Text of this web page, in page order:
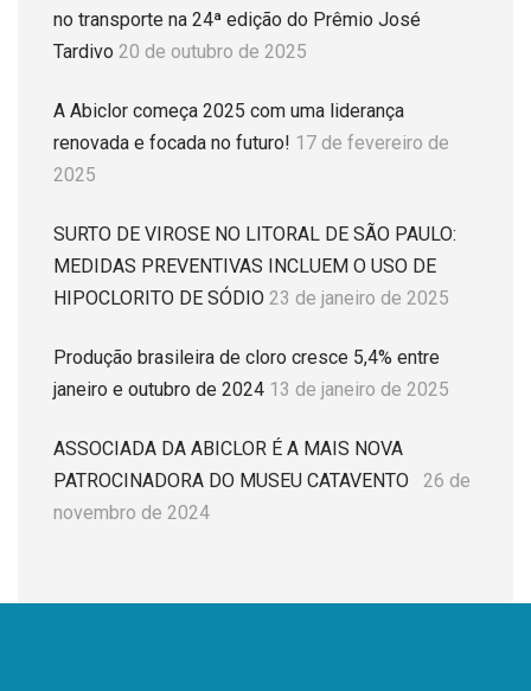
no transporte na 24ª edição do Prêmio José
Tardivo 20 de outubro de 2025
A Abiclor começa 2025 com uma liderança
renovada e focada no futuro! 17 de fevereiro de
2025
SURTO DE VIROSE NO LITORAL DE SÃO PAULO:
MEDIDAS PREVENTIVAS INCLUEM O USO DE
HIPOCLORITO DE SÓDIO 23 de janeiro de 2025
Produção brasileira de cloro cresce 5,4% entre
janeiro e outubro de 2024 13 de janeiro de 2025
ASSOCIADA DA ABICLOR É A MAIS NOVA
PATROCINADORA DO MUSEU CATAVENTO
26 de
novembro de 2024